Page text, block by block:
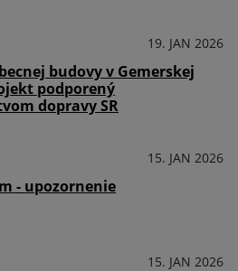
19. JAN 2026
budovy v Gemerskej
podporený
dopravy SR
15. JAN 2026
- upozornenie
15. JAN 2026